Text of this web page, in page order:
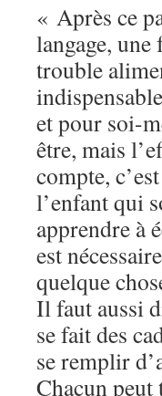
« Après ce
langage, une
trouble
et pour soi-
être, mais
compte,
l’enfant qui
apprendre à
est
quelque
Il faut aussi
se fait des
se remplir
Chacun